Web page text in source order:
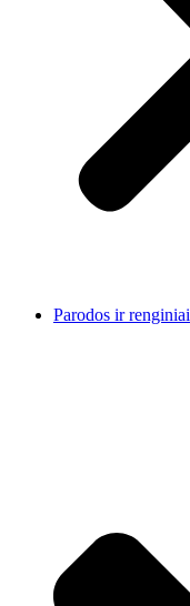
Parodos ir renginiai